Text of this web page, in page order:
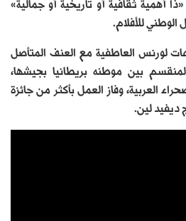
أهمية ثقافية أو تاريخية أو جمالية»
للأفلام.
لورنس العاطفية مع العنف المتأصل
بين موطنه بريطانيا بجيشها،
العربية، وفاز العمل بأكثر من جائزة
ديفيد لين.